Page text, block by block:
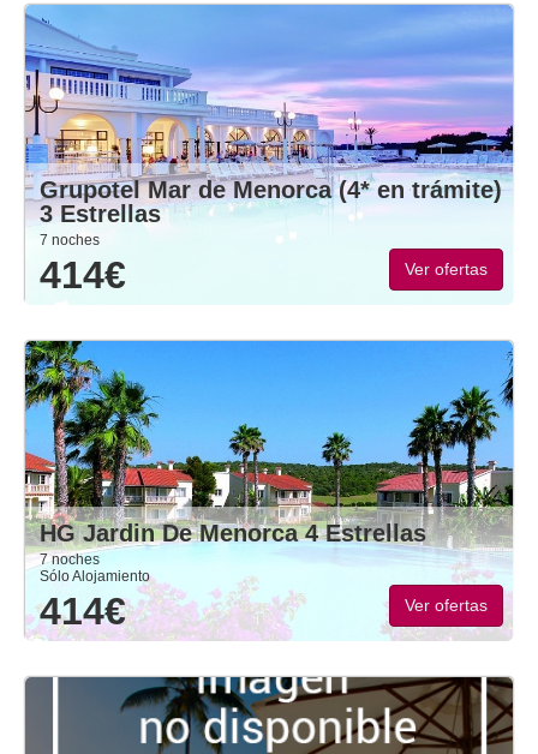
Grupotel Mar de Menorca (4* en trámite)
3 Estrellas
7 noches
414€ Ver ofertas
HG Jardin De Menorca 4 Estrellas
7 noches
Sólo Alojamiento
414€ Ver ofertas